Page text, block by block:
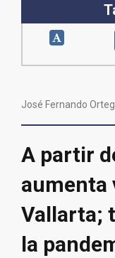
José Fernando
A partir
aumenta
Vallarta;
la